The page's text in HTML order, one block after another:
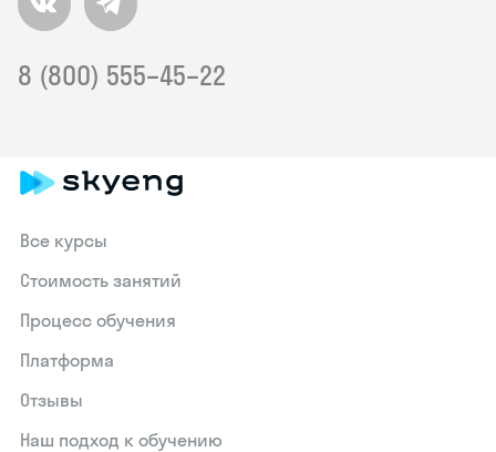
8 (800) 555–45–22
Все курсы
Стоимость занятий
Процесс обучения
Платформа
Отзывы
Наш подход к обучению